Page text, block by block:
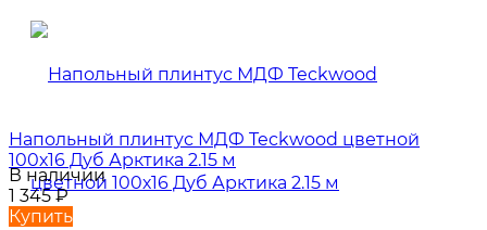
Напольный плинтус МДФ Teckwood цветной
100х16 Дуб Арктика 2.15 м
В наличии
1 345₽
Купить